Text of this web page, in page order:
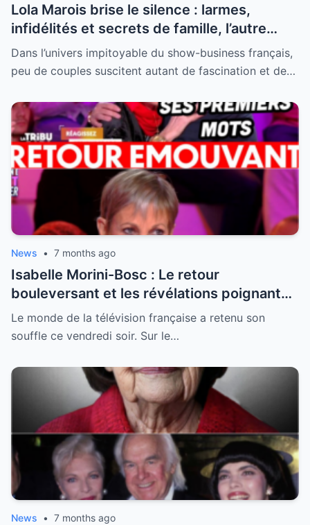
Lola Marois brise le silence : larmes,
infidélités et secrets de famille, l’autre
visage de Jean-Marie Bigard enfin dévoilé
Dans l’univers impitoyable du show-business français,
peu de couples suscitent autant de fascination et de…
News • 7 months ago
Isabelle Morini-Bosc : Le retour
bouleversant et les révélations poignantes
après la perte de son mari
Le monde de la télévision française a retenu son
souffle ce vendredi soir. Sur le…
News • 7 months ago